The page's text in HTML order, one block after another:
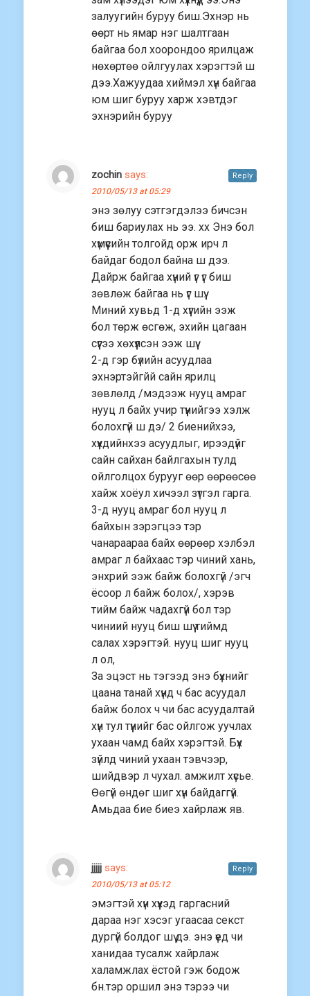
залуугийн буруу биш.Эхнэр нь
өөрт нь ямар нэг шалтгаан
байгаа бол хоорондоо ярилцаж
нөхөртөө ойлгуулах хэрэгтэй ш
дээ.Хажуудаа хиймэл хүн байгаа
юм шиг буруу харж хэвтдэг
эхнэрийн буруу
zochin says:
2010/05/13 at 05:29
энэ зөлуу сэтгэгдэлээ бичсэн
биш бариулах нь ээ. хх Энэ бол
хүмүүсийн толгойд орж ирч л
байдаг бодол байна ш дээ.
Дайрж байгаа хүний үг үг биш
зөвлөж байгаа нь үг шүү.
Миний хувьд 1-д хүүгийн ээж
бол төрж өсгөж, эхийн цагаан
сүүгээ хөхүүлсэн ээж шүү.
2-д гэр бүлийн асуудлаа
эхнэртэйгйй сайн ярилц
зөвлөлд /мэдээж нууц амраг
нууц л байх учир түүнийгээ хэлж
болохгүй ш дэ/ 2 биенийхээ,
хүүхдийнхээ асуудлыг, ирээдүйг
сайн сайхан байлгахын тулд
ойлголцох бурууг өөр өөрөөсөө
хайж хоёул хичээл зүтгэл гарга.
3-д нууц амраг бол нууц л
байхын зэрэгцээ тэр
чанараараа байх өөрөөр хэлбэл
амраг л байхаас тэр чиний хань,
энхрий ээж байж болохгүй /эгч
ёсоор л байж болох/, хэрэв
тийм байж чадахгүй бол тэр
чиниий нууц биш шүү тиймд
салах хэрэгтэй. нууц шиг нууц
л ол,
За эцэст нь тэгээд энэ бүхнийг
цаана танай хүнд ч бас асуудал
байж болох ч чи бас асуудалтай
хүн тул түүнийг бас ойлгож уучлах
ухаан чамд байх хэрэгтэй. Бүх
зүйлд чиний ухаан тэвчээр,
шийдвэр л чухал. амжилт хүсье.
Өөгүй өндөг шиг хүн байдаггүй.
Амьдаа бие биеэ хайрлаж яв.
Reply
jjjjj says:
2010/05/13 at 05:12
эмэгтэй хүн хүүхэд гаргасний
дараа нэг хэсэг угаасаа секст
дургүй болдог шү дэ. энэ үед чи
ханидаа тусалж хайрлаж
xаламжлах ёстой гэж бодож
бн.тэр оршил энэ тэрээ чи
Reply